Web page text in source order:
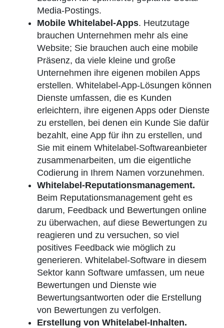
Media-Postings.
Mobile Whitelabel-Apps. Heutzutage
brauchen Unternehmen mehr als eine
Website; Sie brauchen auch eine mobile
Präsenz, da viele kleine und große
Unternehmen ihre eigenen mobilen Apps
erstellen. Whitelabel-App-Lösungen können
Dienste umfassen, die es Kunden
erleichtern, ihre eigenen Apps oder Dienste
zu erstellen, bei denen ein Kunde Sie dafür
bezahlt, eine App für ihn zu erstellen, und
Sie mit einem Whitelabel-Softwareanbieter
zusammenarbeiten, um die eigentliche
Codierung in Ihrem Namen vorzunehmen.
Whitelabel-Reputationsmanagement.
Beim Reputationsmanagement geht es
darum, Feedback und Bewertungen online
zu überwachen, auf diese Bewertungen zu
reagieren und zu versuchen, so viel
positives Feedback wie möglich zu
generieren. Whitelabel-Software in diesem
Sektor kann Software umfassen, um neue
Bewertungen und Dienste wie
Bewertungsantworten oder die Erstellung
von Bewertungen zu verfolgen.
Erstellung von Whitelabel-Inhalten.